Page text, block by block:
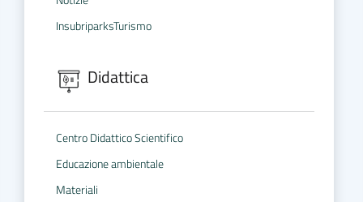
InsubriparksTurismo
Didattica
Centro Didattico Scientifico
Educazione ambientale
Materiali